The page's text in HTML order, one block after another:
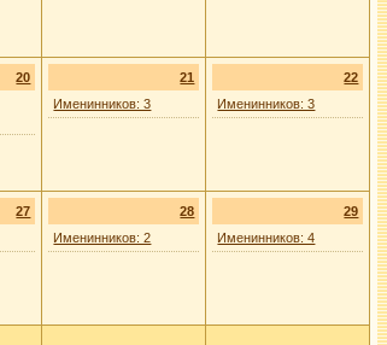
20
21
Именинников: 3
22
Именинников: 3
27
28
Именинников: 2
29
Именинников: 4